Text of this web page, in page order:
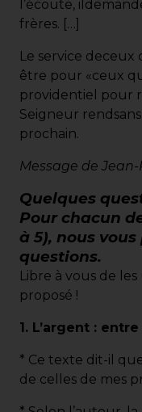
l’écoute,
frères. […]
Le service deceux
être pour «ceux
providentiel pour
Seigneur
prochain.
Message de
Quelques
Pour chacun
à 5), nous
questions.
Libre à vous de
proposé !
1. L’argent :
* Ce texte dit-il
de celles de mes